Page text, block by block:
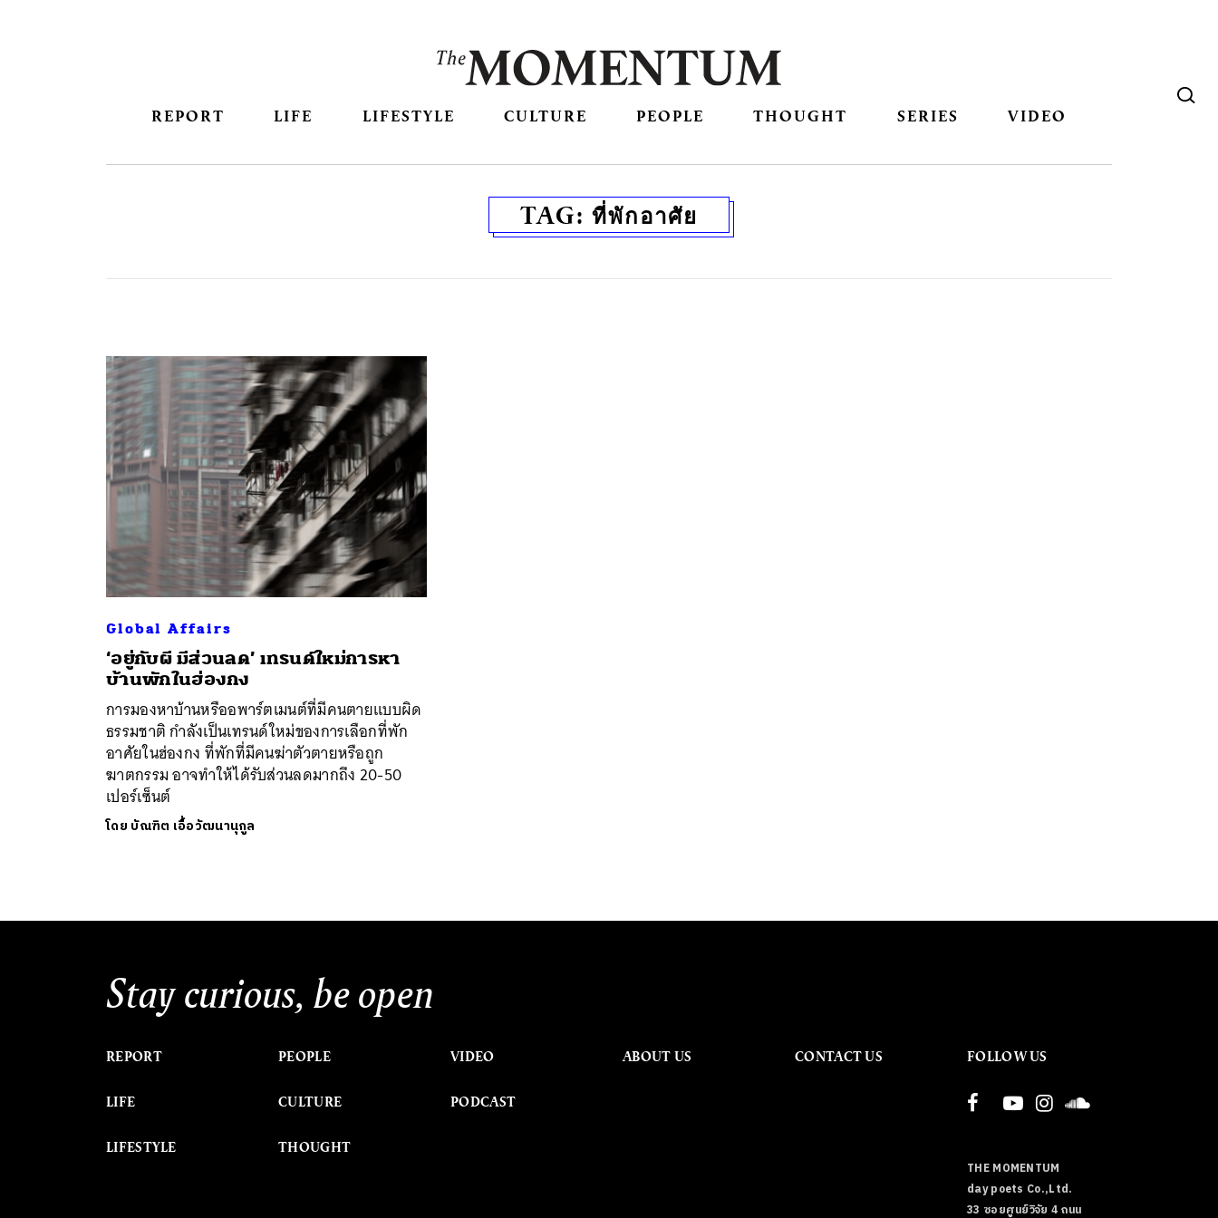
REPORT LIFE LIFESTYLE CULTURE PEOPLE THOUGHT SERIES VIDEO
TAG: ที่พักอาศัย
Global Affairs
‘อยู่กับผี มีส่วนลด’ เทรนด์ใหม่การหา
บ้านพักในฮ่องกง
การมองหาบ้านหรืออพาร์ตเมนต์ที่มีคนตายแบบผิด
ธรรมชาติ กำลังเป็นเทรนด์ใหม่ของการเลือกที่พัก
อาศัยในฮ่องกง ที่พักที่มีคนฆ่าตัวตายหรือถูก
ฆาตกรรม อาจทำให้ได้รับส่วนลดมากถึง 20-50
เปอร์เซ็นต์
โดย บัณฑิต เอื้อวัฒนานุกูล
Stay curious, be open
REPORT
LIFE
LIFESTYLE
PEOPLE
CULTURE
THOUGHT
VIDEO
PODCAST
ABOUT US CONTACT US FOLLOW US
THE MOMENTUM
day poets Co.,Ltd.
33 ซอยศูนย์วิจัย 4 ถนน